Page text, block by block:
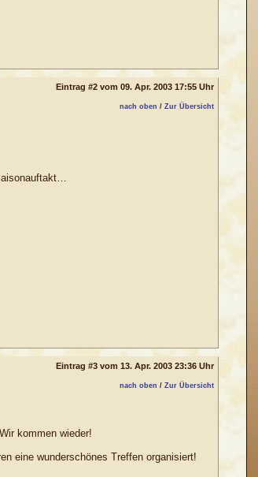
Eintrag #2 vom 09. Apr. 2003 17:55 Uhr
nach oben / Zur Übersicht
Eintrag #3 vom 13. Apr. 2003 23:36 Uhr
nach oben / Zur Übersicht
kommen wieder!
eine wunderschönes Treffen organisiert!